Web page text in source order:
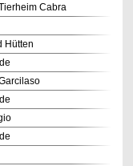
Cabra
Hütten